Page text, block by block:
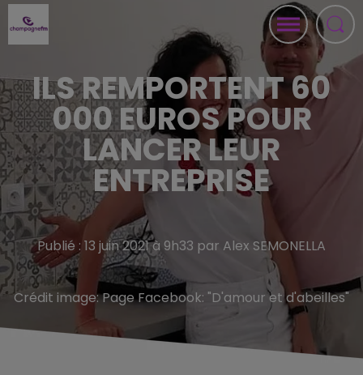
ILS REMPORTENT 60
000 EUROS POUR
LANCER LEUR
ENTREPRISE
Publié : 13 juin 2021 à 9h33 par Alex SEMONELLA
Crédit image:Page Facebook: "D'amour et d'abeilles"